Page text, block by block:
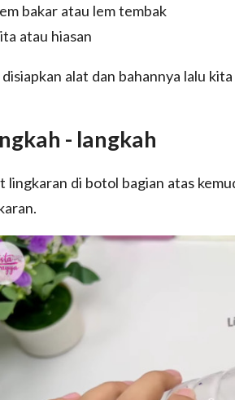
bakar atau lem tembak
atau hiasan
alat dan bahannya lalu
- langkah
lingkaran di botol bagian atas